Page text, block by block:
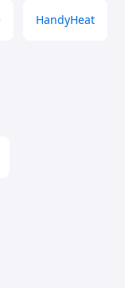
HandyHeat